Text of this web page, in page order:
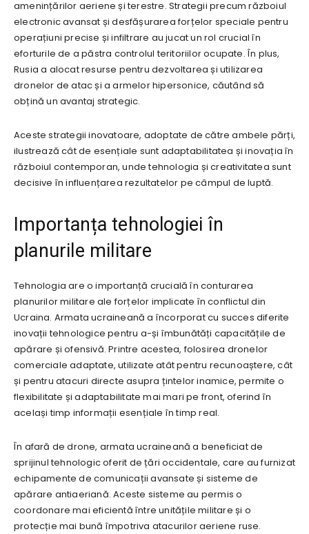
amenințărilor aeriene și terestre. Strategii precum războiul
electronic avansat și desfășurarea forțelor speciale pentru
operațiuni precise și infiltrare au jucat un rol crucial în
eforturile de a păstra controlul teritoriilor ocupate. În plus,
Rusia a alocat resurse pentru dezvoltarea și utilizarea
dronelor de atac și a armelor hipersonice, căutând să
obțină un avantaj strategic.
Aceste strategii inovatoare, adoptate de către ambele părți,
ilustrează cât de esențiale sunt adaptabilitatea și inovația în
războiul contemporan, unde tehnologia și creativitatea sunt
decisive în influențarea rezultatelor pe câmpul de luptă.
Importanța tehnologiei în
planurile militare
Tehnologia are o importanță crucială în conturarea
planurilor militare ale forțelor implicate în conflictul din
Ucraina. Armata ucraineană a încorporat cu succes diferite
inovații tehnologice pentru a-și îmbunătăți capacitățile de
apărare și ofensivă. Printre acestea, folosirea dronelor
comerciale adaptate, utilizate atât pentru recunoaștere, cât
și pentru atacuri directe asupra țintelor inamice, permite o
flexibilitate și adaptabilitate mai mari pe front, oferind în
același timp informații esențiale în timp real.
În afară de drone, armata ucraineană a beneficiat de
sprijinul tehnologic oferit de țări occidentale, care au furnizat
echipamente de comunicații avansate și sisteme de
apărare antiaeriană. Aceste sisteme au permis o
coordonare mai eficientă între unitățile militare și o
protecție mai bună împotriva atacurilor aeriene ruse.